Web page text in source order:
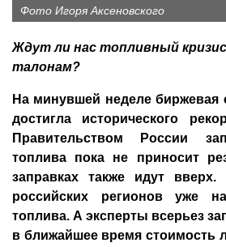
Фото Игоря Аксеновского
Ждут ли нас топливный
талонам?
На минувшей неделе биржевая
достигла исторического
Правительством России
топлива пока не приносит
заправках также идут
российских регионов уже
топлива. А эксперты всерьез
в ближайшее время стоимость